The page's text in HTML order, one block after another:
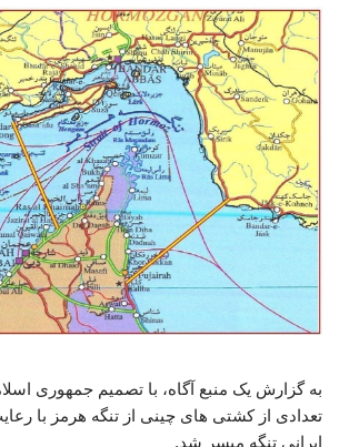
به گزارش یک منبع آگاه، با تصمیم جمهوری
تعدادی از کشتی های چینی از تنگه هرمز با
ایرانی تنگه میسر شد.